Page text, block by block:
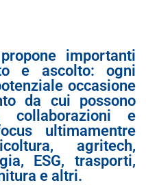
importanti
e ascolto: ogni
occasione
da cui possono
collaborazioni e
ultimamentre
agritech,
ESG, trasporti,
e altri.